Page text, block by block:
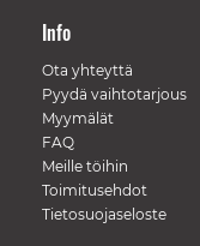
Info
Ota yhteyttä
Pyydä vaihtotarjous
Myymälät
FAQ
Meille töihin
Toimitusehdot
Tietosuojaseloste